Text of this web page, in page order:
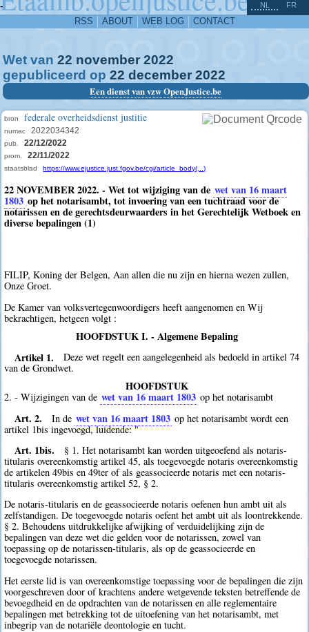
-
RSS ABOUT WEB LOG CONTACT
NL FR
Wet van 22 november 2022
gepubliceerd op 22 december 2022
Een dienst van vzw OpenJustice.be
bron federale overheidsdienst justitie
numac 2022034342
pub. 22/12/2022
prom. 22/11/2022
staatsblad https://www.ejustice.just.fgov.be/cgi/article_body(...)
22 NOVEMBER 2022. - Wet tot wijziging van de wet van 16 maart
1803 op het notarisambt, tot invoering van een tuchtraad voor de
notarissen en de gerechtsdeurwaarders in het Gerechtelijk Wetboek en
diverse bepalingen (1)
FILIP, Koning der Belgen, Aan allen die nu zijn en hierna wezen zullen,
Onze Groet.
De Kamer van volksvertegenwoordigers heeft aangenomen en Wij
bekrachtigen, hetgeen volgt :
HOOFDSTUK I. - Algemene Bepaling
Artikel 1.
Deze wet regelt een aangelegenheid als bedoeld in artikel 74
van de Grondwet.
HOOFDSTUK
2. - Wijzigingen van de wet van 16 maart 1803 op het notarisambt
Art. 2. In de wet van 16 maart 1803 op het notarisambt wordt een
artikel 1bis ingevoegd, luidende: "
Art. 1bis.
§ 1. Het notarisambt kan worden uitgeoefend als notaris-
titularis overeenkomstig artikel 45, als toegevoegde notaris overeenkomstig
de artikelen 49bis en 49ter of als geassocieerde notaris met een notaris-
titularis overeenkomstig artikel 52, § 2.
De notaris-titularis en de geassocieerde notaris oefenen hun ambt uit als
zelfstandigen. De toegevoegde notaris oefent het ambt uit als loontrekkende.
§ 2. Behoudens uitdrukkelijke afwijking of verduidelijking zijn de
bepalingen van deze wet die gelden voor de notarissen, zowel van
toepassing op de notarissen-titularis, als op de geassocieerde en
toegevoegde notarissen.
Het eerste lid is van overeenkomstige toepassing voor de bepalingen die zijn
voorgeschreven door of krachtens andere wetgevende teksten betreffende de
bevoegdheid en de opdrachten van de notarissen en alle reglementaire
bepalingen met betrekking tot de uitoefening van het notarisambt, met
inbegrip van de notariële deontologie en tucht.
^